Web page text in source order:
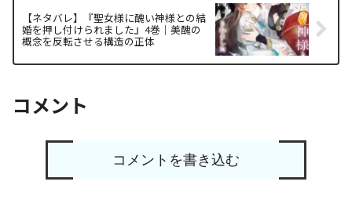
【ネタバレ】『聖女様に醜い神様との結
婚を押し付けられました』4巻｜美醜の
概念を反転させる構造の正体
コメント
コメントを書き込む